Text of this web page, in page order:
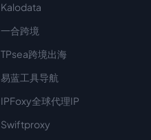
Kalodata
一合跨境
TPsea跨境出海
易蓝工具导航
IPFoxy全球代理IP
Swiftproxy